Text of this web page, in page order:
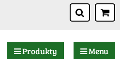
Produkty Menu